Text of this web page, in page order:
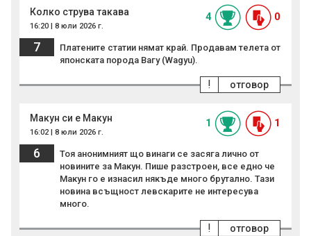
Колко струва такава
16:20 | 8 юли 2026 г.
4 0
7
Платените статии нямат край. Продавам телета от
японската порода Вагу (Wagyu).
отговор
!
Макун си е Макун
16:02 | 8 юли 2026 г.
1 1
6
Тоя анонимният що винаги се засяга лично от
новините за Макун. Пише разстроен, все едно че
Макун го е изнасил някъде много брутално. Тази
новина всъщност левскарите не интересува
много.
отговор
!